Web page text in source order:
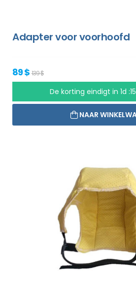
Adapter voor voorhoofd
89 $139 $
De korting eindigt in 1d
NAAR